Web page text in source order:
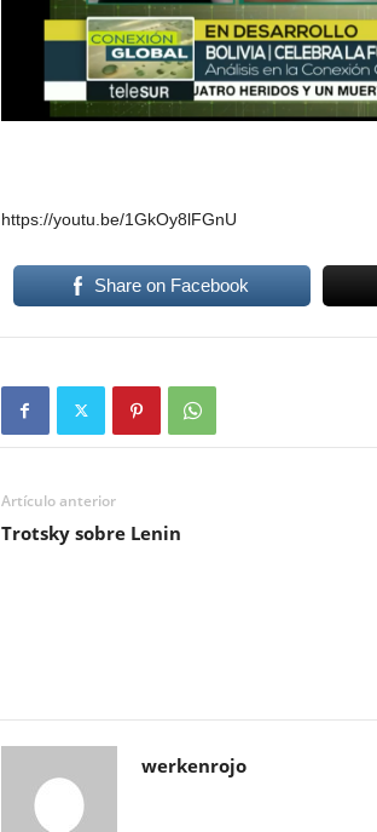
https://youtu.be/1GkOy8lFGnU
Share on Facebook
Artículo anterior
Trotsky sobre Lenin
werkenrojo